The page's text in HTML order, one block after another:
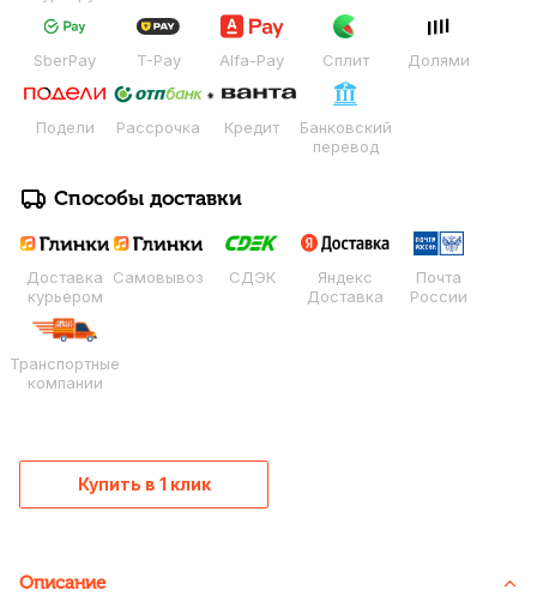
SberPay T-Pay Alfa-Pay Сплит Долями
Подели Рассрочка Кредит
Банковский
перевод
Способы доставки
Доставка
курьером
Самовывоз СДЭК
Яндекс
Доставка
Почта
России
Транспортные
компании
Купить в 1 клик
Описание